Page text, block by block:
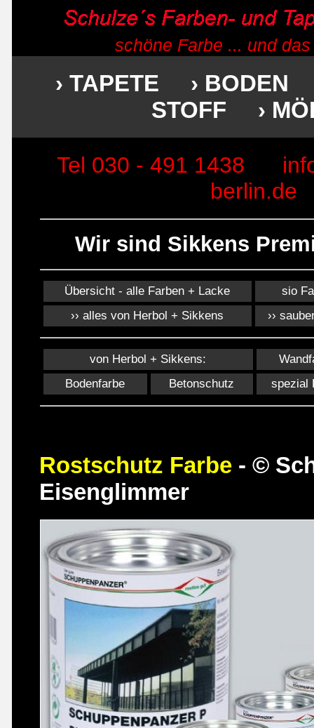
schöne Farbe ... und
› TAPETE
› BODEN
STOFF ›
Tel 030 - 491 1438
berlin.de
Wir sind Sikkens
Übersicht - alle Farben + Lacke
sio
›› alles von Herbol + Sikkens
››
von Herbol + Sikkens:
Bodenfarbe
Betonschutz spezial
Rostschutz Farbe - ©
Eisenglimmer